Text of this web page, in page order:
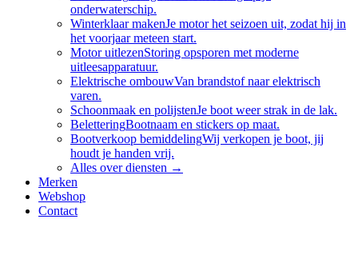
onderwaterschip.
Winterklaar makenJe motor het seizoen uit, zodat hij in
het voorjaar meteen start.
Motor uitlezenStoring opsporen met moderne
uitleesapparatuur.
Elektrische ombouwVan brandstof naar elektrisch
varen.
Schoonmaak en polijstenJe boot weer strak in de lak.
BeletteringBootnaam en stickers op maat.
Bootverkoop bemiddelingWij verkopen je boot, jij
houdt je handen vrij.
Alles overdiensten →
Merken
Webshop
Contact